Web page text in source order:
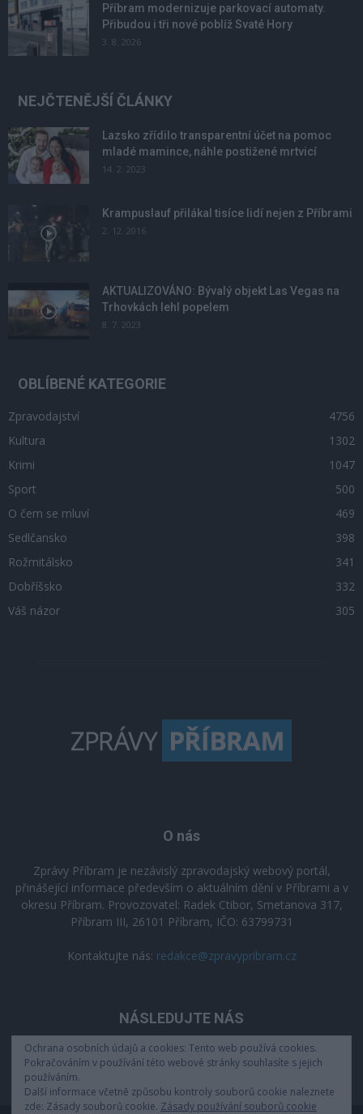
Příbram modernizuje parkovací automaty.
Přibudou i tři nové poblíž Svaté Hory
3. 8. 2026
NEJČTENĚJŠÍ ČLÁNKY
Lazsko zřídilo transparentní účet na pomoc
mladé mamince, náhle postižené mrtvicí
14. 2. 2023
Krampuslauf přilákal tisíce lidí nejen z Příbrami
2. 12. 2016
AKTUALIZOVÁNO: Bývalý objekt Las Vegas na
Trhovkách lehl popelem
8. 7. 2023
OBLÍBENÉ KATEGORIE
Zpravodajství
4756
Kultura
1302
Krimi
1047
Sport
500
O čem se mluví
469
Sedlčansko
398
Rožmitálsko
341
Dobříšsko
332
Váš názor
305
O nás
Zprávy Příbram je nezávislý zpravodajský webový portál,
přinášející informace především o aktuálním dění v Příbrami a v
okresu Příbram. Provozovatel: Radek Ctibor, Smetanova 317,
Příbram III, 26101 Příbram, IČO: 63799731
Kontaktujte nás: redakce@zpravypribram.cz
NÁSLEDUJTE NÁS
Ochrana osobních údajů a cookies: Tento web používá cookies.
Pokračováním v používání této webové stránky souhlasíte s jejich
používáním.
Další informace včetně způsobu kontroly souborů cookie naleznete
zde: Zásady souborů cookie. Zásady používání souborů cookie